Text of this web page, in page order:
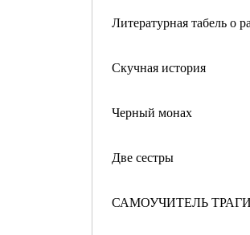
Литературная табель о
Скучная история
Черный монах
Две сестры
САМОУЧИТЕЛЬ